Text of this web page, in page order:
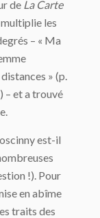
de La Carte
les
– « Ma
» (p.
– et a trouvé
est-il
!). Pour
en abîme
traits des